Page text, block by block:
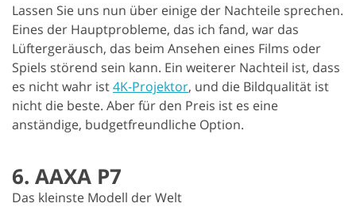
Lassen Sie uns nun über einige der Nachteile sprechen.
Eines der Hauptprobleme, das ich fand, war das
Lüftergeräusch, das beim Ansehen eines Films oder
Spiels störend sein kann. Ein weiterer Nachteil ist, dass
es nicht wahr ist4K-Projektor, und die Bildqualität ist
nicht die beste. Aber für den Preis ist es eine
anständige, budgetfreundliche Option.
6. AAXA P7
Das kleinste Modell der Welt